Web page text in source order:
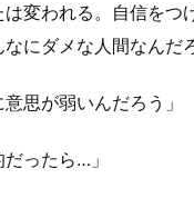
は変われる。自信を
なにダメな人間なんだ
意思が弱いんだろう」
だったら…」